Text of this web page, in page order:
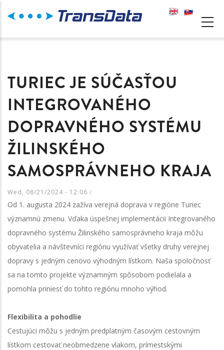
NAVIGATION
TURIEC JE SÚČASŤOU
INTEGROVANÉHO
DOPRAVNÉHO SYSTÉMU
ŽILINSKÉHO
SAMOSPRÁVNEHO KRAJA
Wed, 08/21/2024 - 12:06 /
Od 1. augusta 2024 zažíva verejná doprava v regióne Turiec
významnú zmenu. Vďaka úspešnej implementácii Integrovaného
dopravného systému Žilinského samosprávneho kraja môžu
obyvatelia a návštevníci regiónu využívať všetky druhy verejnej
dopravy s jedným cenovo výhodným lístkom. Naša spoločnosť
sa na tomto projekte významným spôsobom podielala a
pomohla priniesť do tohto regiónu mnoho výhod.
Flexibilita a pohodlie
Cestujúci môžu s jedným predplatným časovým cestovným
lístkom cestovať neobmedzene vlakom, prímestskými